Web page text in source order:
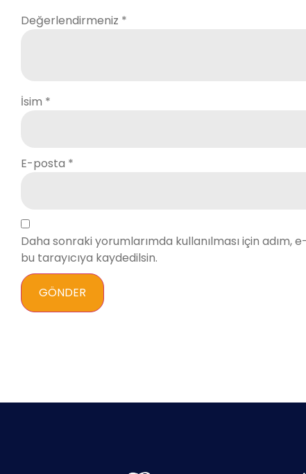
Değerlendirmeniz *
İsim *
E-posta *
Daha sonraki yorumlarımda kullanılması için
bu tarayıcıya kaydedilsin.